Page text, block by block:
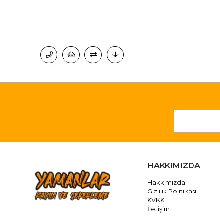
HAKKIMIZDA
Hakkımızda
Gizlilik Politikası
KVKK
İletişim